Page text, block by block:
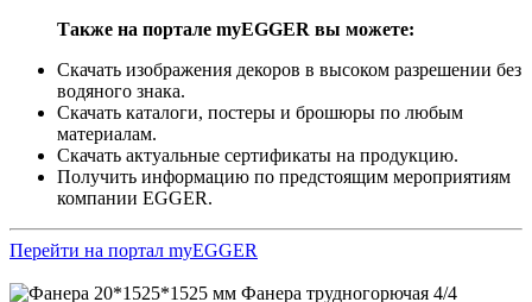
Также на портале myEGGER вы можете:
Скачать изображения декоров в высоком разрешении без
водяного знака.
Скачать каталоги, постеры и брошюры по любым
материалам.
Скачать актуальные сертификаты на продукцию.
Получить информацию по предстоящим мероприятиям
компании EGGER.
Перейти на портал myEGGER